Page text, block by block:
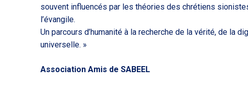
souvent influencés par les théories des chrétiens
l’évangile.
Un parcours d’humanité à la recherche de la vérité, de la
universelle. »
Association Amis de SABEEL